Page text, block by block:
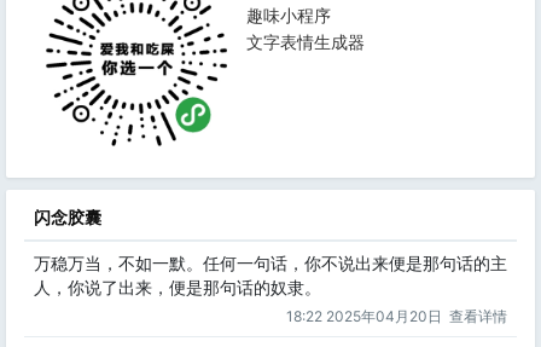
趣味小程序
文字表情生成器
闪念胶囊
万稳万当，不如一默。任何一句话，你不说出来便是那句话的主
人，你说了出来，便是那句话的奴隶。
18:22 2025年04月20日 查看详情